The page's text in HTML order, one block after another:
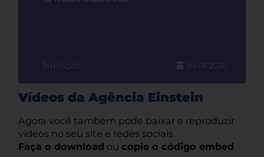
Nutrição 04.08.2026
Vídeos da Agência Einstein
Agora você também pode baixar e reproduzir
vídeos no seu site e redes sociais.
Faça o download ou copie o código embed